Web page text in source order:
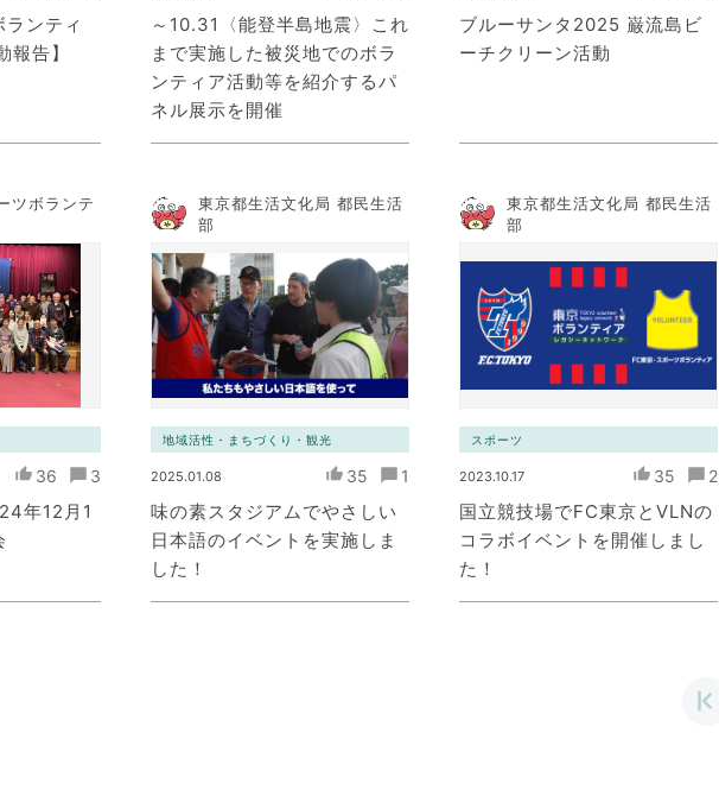
ランティ
報告】
～10.31〈能登半島地震〉これ
まで実施した被災地でのボラ
ンティア活動等を紹介するパ
ネル展示を開催
ブルーサンタ2025 巌流島ビ
ーチクリーン活動
ツボランテ
36 3
年12月1
東京都生活文化局 都民生活
部
地域活性・まちづくり・観光
2025.01.08 35 1
味の素スタジアムでやさしい
日本語のイベントを実施しま
した！
東京都生活文化局 都民生活
部
スポーツ
2023.10.17 35 2
国立競技場でFC東京とVLNの
コラボイベントを開催しまし
た！